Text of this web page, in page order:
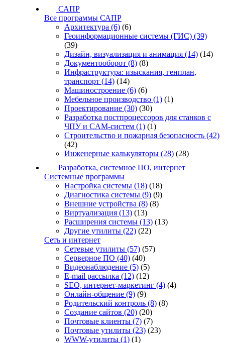
САПР
Все программы САПР
Архитектура (6) (6)
Геоинформационные системы (ГИС) (39)
(39)
Дизайн, визуализация и анимация (14) (14)
Документооборот (8) (8)
Инфраструктура: изыскания, генплан,
транспорт (14) (14)
Машиностроение (6) (6)
Мебельное производство (1) (1)
Проектирование (30) (30)
Разработка постпроцессоров для станков с
ЧПУ и CAM-систем (1) (1)
Строительство и пожарная безопасность (42)
(42)
Инженерные калькуляторы (28) (28)
Разработка, системное ПО, интернет
Системные программы
Настройка системы (18) (18)
Диагностика системы (9) (9)
Внешние устройства (8) (8)
Виртуализация (13) (13)
Расширения системы (13) (13)
Другие утилиты (22) (22)
Сеть и интернет
Сетевые утилиты (57) (57)
Серверное ПО (40) (40)
Видеонаблюдение (5) (5)
E-mail рассылка (12) (12)
SEO, интернет-маркетинг (4) (4)
Онлайн-общение (9) (9)
Родительский контроль (8) (8)
Создание сайтов (20) (20)
Почтовые клиенты (7) (7)
Почтовые утилиты (23) (23)
WWW-утилиты (1) (1)